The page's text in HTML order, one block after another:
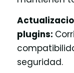
plugins:
seguridad.